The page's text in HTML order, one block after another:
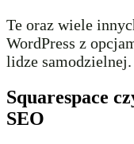
Te oraz wiele
WordPress z
lidze samodzielnej.
Squarespace
SEO